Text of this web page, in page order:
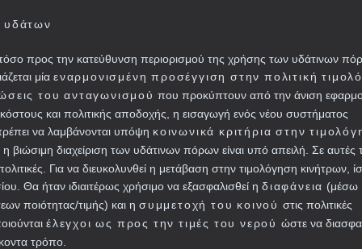
υδάτων
προς την κατεύθυνση περιορισμού της χρήσης των υδάτινων
μία εναρμονισμένη προσέγγιση στην πολιτική
του ανταγωνισμού που προκύπτουν από την άνιση
και πολιτικής αποδοχής, η εισαγωγή ενός νέου συστήματος
να λαμβάνονται υπόψη κοινωνικά κριτήρια στην
διαχείριση των υδάτινων πόρων είναι υπό απειλή. Σε αυτές
Για να διευκολυνθεί η μετάβαση στην τιμολόγηση κινήτρων,
Θα ήταν ιδιαιτέρως χρήσιμο να εξασφαλισθεί η διαφάνεια (μέσω
ποιότητας/τιμής) και η συμμετοχή του κοινού στις πολιτικές
έλεγχοι ως προς την τιμές του νερού ώστε να
τρόπο.